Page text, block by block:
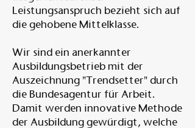
Leistungsanspruch bezieht sich auf
die gehobene Mittelklasse.
Wir sind ein anerkannter
Ausbildungsbetrieb mit der
Auszeichnung "Trendsetter" durch
die Bundesagentur für Arbeit.
Damit werden innovative Methode
der Ausbildung gewürdigt, welche